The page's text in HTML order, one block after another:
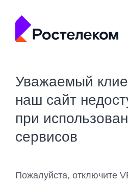
Уважаемый
наш сайт
при
сервисов
Пожалуйста, отключите